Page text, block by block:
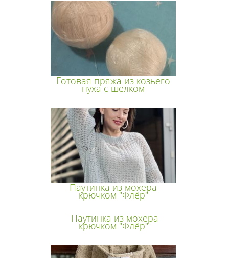
Готовая пряжа из козьего
пуха с шелком
Паутинка из мохера
крючком "Флёр"
Паутинка из мохера
крючком "Флёр"